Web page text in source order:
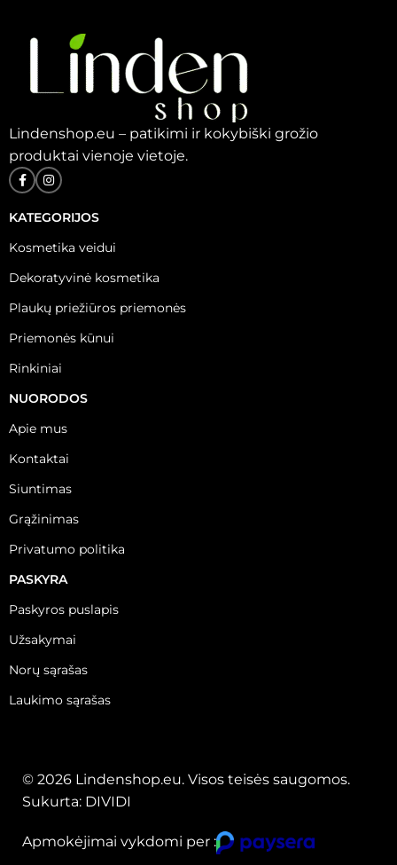
Lindenshop.eu – patikimi ir kokybiški grožio
produktai vienoje vietoje.
KATEGORIJOS
Kosmetika veidui
Dekoratyvinė kosmetika
Plaukų priežiūros priemonės
Priemonės kūnui
Rinkiniai
NUORODOS
Apie mus
Kontaktai
Siuntimas
Grąžinimas
Privatumo politika
PASKYRA
Paskyros puslapis
Užsakymai
Norų sąrašas
Laukimo sąrašas
© 2026 Lindenshop.eu. Visos teisės saugomos.
Sukurta: DIVIDI
Apmokėjimai vykdomi per :